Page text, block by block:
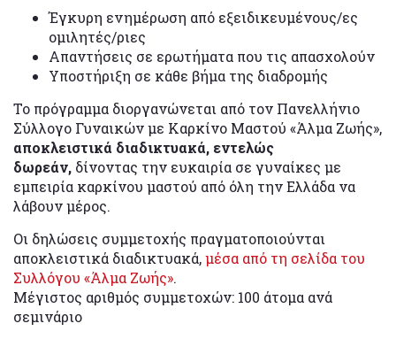
Έγκυρη ενημέρωση από εξειδικευμένους/ες
ομιλητές/ριες
Απαντήσεις σε ερωτήματα που τις απασχολούν
Υποστήριξη σε κάθε βήμα της διαδρομής
Το πρόγραμμα διοργανώνεται από τον Πανελλήνιο
Σύλλογο Γυναικών με Καρκίνο Μαστού «Άλμα Ζωής»,
αποκλειστικά διαδικτυακά, εντελώς
δωρεάν, δίνοντας την ευκαιρία σε γυναίκες με
εμπειρία καρκίνου μαστού από όλη την Ελλάδα να
λάβουν μέρος.
Οι δηλώσεις συμμετοχής πραγματοποιούνται
αποκλειστικά διαδικτυακά,μέσα από τη σελίδα του
Συλλόγου «Άλμα Ζωής».
Μέγιστος αριθμός συμμετοχών: 100 άτομα ανά
σεμινάριο